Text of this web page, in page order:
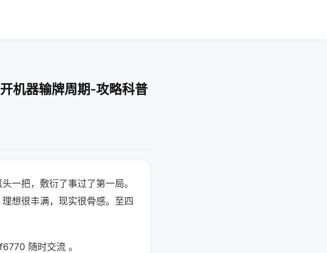
机器输牌周期-攻略科普
一把，敷衍了事过了第一局。
想很丰满，现实很骨感。至四
随时交流 。